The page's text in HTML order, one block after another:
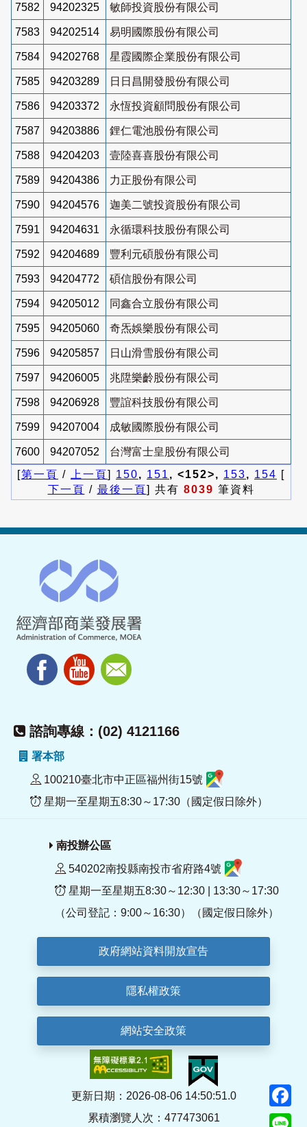
7582 94202325 敏師投資股份有限公司
7583 94202514 易明國際股份有限公司
7584 94202768 星霞國際企業股份有限公司
7585 94203289 日日昌開發股份有限公司
7586 94203372 永恆投資顧問股份有限公司
7587 94203886 鋰仁電池股份有限公司
7588 94204203 壹陸喜喜股份有限公司
7589 94204386 力正股份有限公司
7590 94204576 迦美二號投資股份有限公司
7591 94204631 永循環科技股份有限公司
7592 94204689 豐利元碩股份有限公司
7593 94204772 碩信股份有限公司
7594 94205012 同鑫合立股份有限公司
7595 94205060 奇炁娛樂股份有限公司
7596 94205857 日山滑雪股份有限公司
7597 94206005 兆陞樂齡股份有限公司
7598 94206928 豐誼科技股份有限公司
7599 94207004 成敏國際股份有限公司
7600 94207052
台灣富士皇股份有限公司
[第一頁 / 上一頁] 150, 151 , <152>, 153, 154 [
下一頁 / 最後一頁] 共有 8039 筆資料
諮詢專線：(02) 4121166
署本部
100210臺北市中正區福州街15號
星期一至星期五8:30～17:30（國定假日除外）
南投辦公區
540202南投縣南投市省府路4號
星期一至星期五8:30～12:30 | 13:30～17:30
（公司登記：9:00～16:30）（國定假日除外）
政府網站資料開放宣告
隱私權政策
網站安全政策
更新日期：2026-08-06 14:50:51.0
累積瀏覽人次：477473061